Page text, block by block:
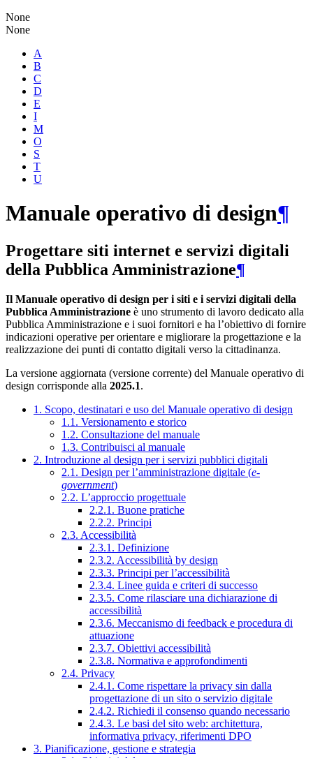
None
None
A
B
C
D
E
I
M
O
S
T
U
Manuale operativo di design¶
Progettare siti internet e servizi digitali
della Pubblica Amministrazione¶
Il Manuale operativo di design per i siti e i servizi digitali della
Pubblica Amministrazione è uno strumento di lavoro dedicato alla
Pubblica Amministrazione e i suoi fornitori e ha l’obiettivo di fornire
indicazioni operative per orientare e migliorare la progettazione e la
realizzazione dei punti di contatto digitali verso la cittadinanza.
La versione aggiornata (versione corrente) del Manuale operativo di
design corrisponde alla 2025.1.
1. Scopo, destinatari e uso del Manuale operativo di design
1.1. Versionamento e storico
1.2. Consultazione del manuale
1.3. Contribuisci al manuale
2. Introduzione al design per i servizi pubblici digitali
2.1. Design per l’amministrazione digitale (e-
government)
2.2. L’approccio progettuale
2.2.1. Buone pratiche
2.2.2. Principi
2.3. Accessibilità
2.3.1. Definizione
2.3.2. Accessibilità by design
2.3.3. Principi per l’accessibilità
2.3.4. Linee guida e criteri di successo
2.3.5. Come rilasciare una dichiarazione di
accessibilità
2.3.6. Meccanismo di feedback e procedura di
attuazione
2.3.7. Obiettivi accessibilità
2.3.8. Normativa e approfondimenti
2.4. Privacy
2.4.1. Come rispettare la privacy sin dalla
progettazione di un sito o servizio digitale
2.4.2. Richiedi il consenso quando necessario
2.4.3. Le basi del sito web: architettura,
informativa privacy, riferimenti DPO
3. Pianificazione, gestione e strategia